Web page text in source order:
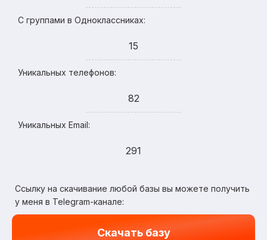
С группами в Одноклассниках:
15
Уникальных телефонов:
82
Уникальных Email:
291
Ссылку на скачивание любой базы вы можете получить
у меня в Telegram-канале:
Скачать базу